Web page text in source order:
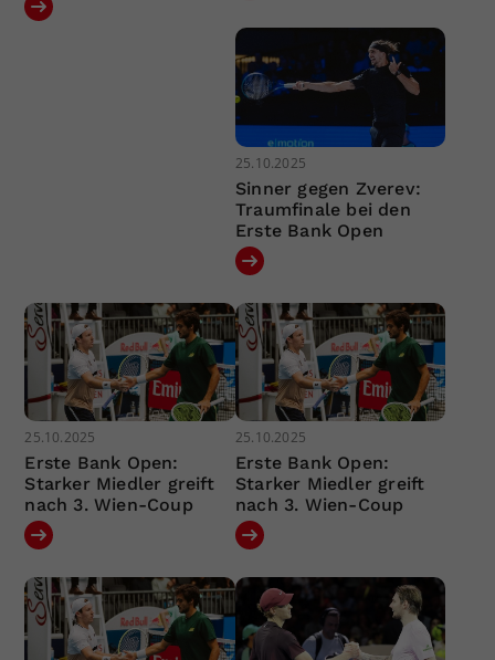
25.10.2025
Sinner gegen Zverev:
Traumfinale bei den
Erste Bank Open
25.10.2025
Erste Bank Open:
Starker Miedler greift
nach 3. Wien-Coup
25.10.2025
Erste Bank Open:
Starker Miedler greift
nach 3. Wien-Coup